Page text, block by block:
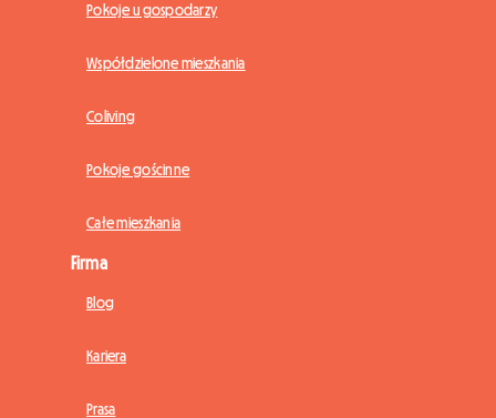
Pokoje u gospodarzy
Współdzielone mieszkania
Coliving
Pokoje gościnne
Całe mieszkania
Firma
Blog
Kariera
Prasa